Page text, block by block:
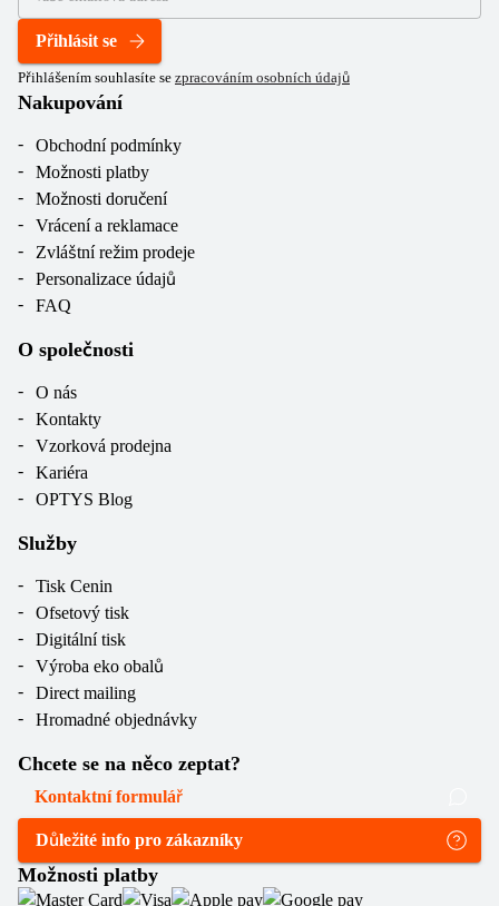
Přihlásit se
Přihlášením souhlasíte se zpracováním osobních údajů
Nakupování
Obchodní podmínky
Možnosti platby
Možnosti doručení
Vrácení a reklamace
Zvláštní režim prodeje
Personalizace údajů
FAQ
O společnosti
O nás
Kontakty
Vzorková prodejna
Kariéra
OPTYS Blog
Služby
Tisk Cenin
Ofsetový tisk
Digitální tisk
Výroba eko obalů
Direct mailing
Hromadné objednávky
Chcete se na něco zeptat?
Kontaktní formulář
Důležité info pro zákazníky
Možnosti platby